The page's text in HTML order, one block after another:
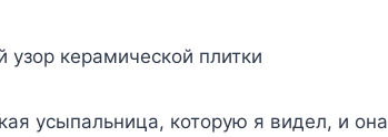
узор керамической плитки
усыпальница, которую я видел, и